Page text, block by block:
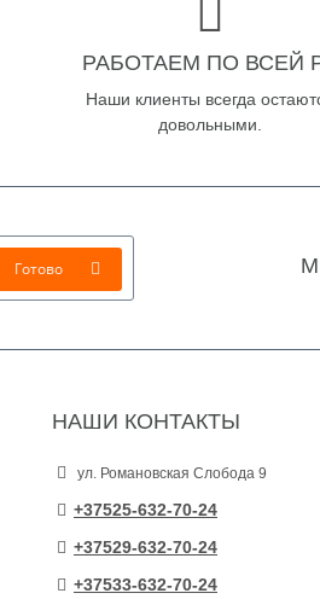
РАБОТАЕМ ПО ВСЕЙ
Наши клиенты всегда
довольными.
Готово
НАШИ КОНТАКТЫ
ул. Романовская Слобода 9
+37525-632-70-24
+37529-632-70-24
+37533-632-70-24